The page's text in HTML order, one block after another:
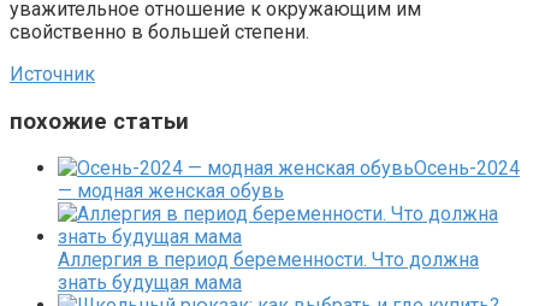
уважительное отношение к окружающим им
свойственно в большей степени.
Источник
похожие статьи
Осень-2024
— модная женская обувь
Аллергия в период беременности. Что должна
знать будущая мама